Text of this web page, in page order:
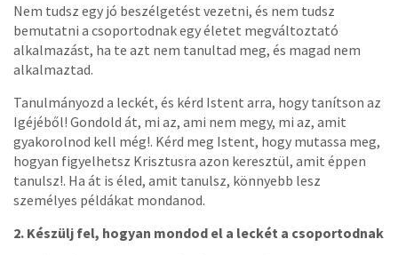
Nem tudsz egy jó beszélgetést vezetni, és nem tudsz
bemutatni a csoportodnak egy életet megváltoztató
alkalmazást, ha te azt nem tanultad meg, és magad nem
alkalmaztad.
Tanulmányozd a leckét, és kérd Istent arra, hogy tanítson az
Igéjéből! Gondold át, mi az, ami nem megy, mi az, amit
gyakorolnod kell még!. Kérd meg Istent, hogy mutassa meg,
hogyan figyelhetsz Krisztusra azon keresztül, amit éppen
tanulsz!. Ha át is éled, amit tanulsz, könnyebb lesz
személyes példákat mondanod.
2. Készülj fel, hogyan mondod el a leckét a csoportodnak